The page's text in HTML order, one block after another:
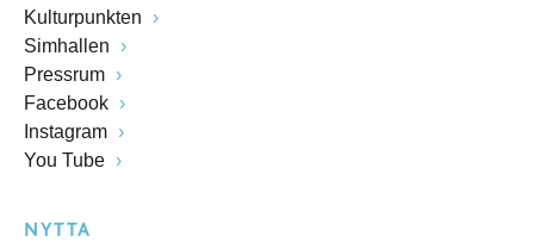
Kulturpunkten
Simhallen
Pressrum
Facebook
Instagram
You Tube
NYTTA